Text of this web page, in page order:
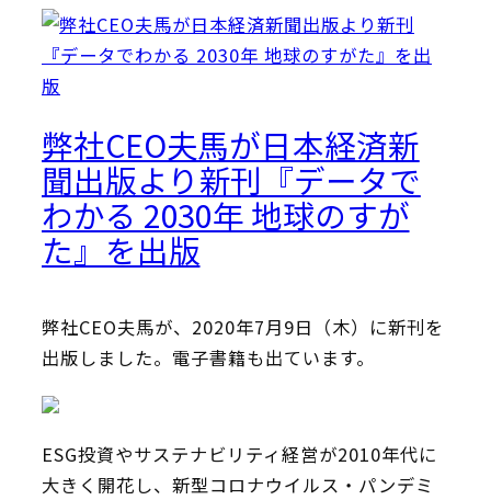
弊社CEO夫馬が日本経済新
聞出版より新刊『データで
わかる 2030年 地球のすが
た』を出版
弊社CEO夫馬が、2020年7月9日（木）に新刊を
出版しました。電子書籍も出ています。
ESG投資やサステナビリティ経営が2010年代に
大きく開花し、新型コロナウイルス・パンデミ